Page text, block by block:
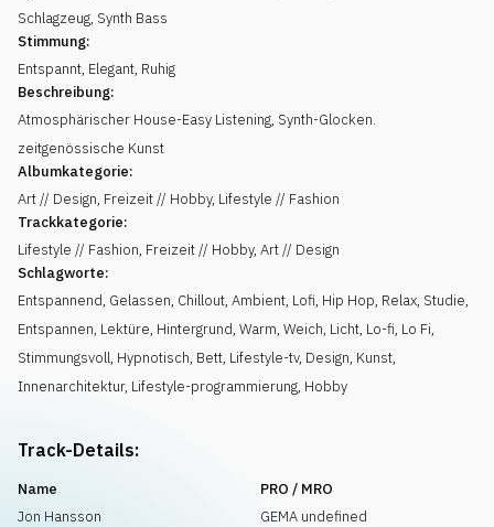
Schlagzeug, Synth Bass
Stimmung:
Entspannt, Elegant, Ruhig
Beschreibung:
Atmosphärischer House-Easy Listening, Synth-Glocken.
zeitgenössische Kunst
Albumkategorie:
Art // Design, Freizeit // Hobby, Lifestyle // Fashion
Trackkategorie:
Lifestyle // Fashion, Freizeit // Hobby, Art // Design
Schlagworte:
Entspannend, Gelassen, Chillout, Ambient, Lofi, Hip Hop, Relax, Studie,
Entspannen, Lektüre, Hintergrund, Warm, Weich, Licht, Lo-fi, Lo Fi,
Stimmungsvoll, Hypnotisch, Bett, Lifestyle-tv, Design, Kunst,
Innenarchitektur, Lifestyle-programmierung, Hobby
Track-Details:
Name
Jon Hansson
PRO / MRO
GEMA undefined